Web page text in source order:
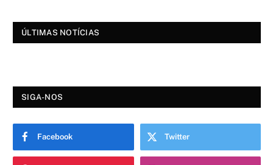
ÚLTIMAS NOTÍCIAS
SIGA-NOS
Facebook Twitter